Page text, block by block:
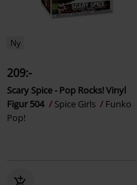
Ny
209:-
Scary Spice - Pop Rocks! Vinyl
Figur 504
Spice Girls
Funko
Pop!